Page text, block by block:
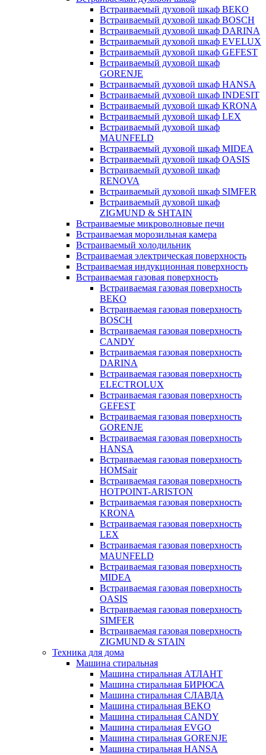
Встраиваемый духовой шкаф BEKO
Встраиваемый духовой шкаф BOSCH
Встраиваемый духовой шкаф DARINA
Встраиваемый духовой шкаф EVELUX
Встраиваемый духовой шкаф GEFEST
Встраиваемый духовой шкаф
GORENJE
Встраиваемый духовой шкаф HANSA
Встраиваемый духовой шкаф INDESIT
Встраиваемый духовой шкаф KRONA
Встраиваемый духовой шкаф LEX
Встраиваемый духовой шкаф
MAUNFELD
Встраиваемый духовой шкаф MIDEA
Встраиваемый духовой шкаф OASIS
Встраиваемый духовой шкаф
RENOVA
Встраиваемый духовой шкаф SIMFER
Встраиваемый духовой шкаф
ZIGMUND & SHTAIN
Встраиваемые микроволновые печи
Встраиваемая морозильная камера
Встраиваемый холодильник
Встраиваемая электрическая поверхность
Встраиваемая индукционная поверхность
Встраиваемая газовая поверхность
Встраиваемая газовая поверхность
BEKO
Встраиваемая газовая поверхность
BOSCH
Встраиваемая газовая поверхность
CANDY
Встраиваемая газовая поверхность
DARINA
Встраиваемая газовая поверхность
ELECTROLUX
Встраиваемая газовая поверхность
GEFEST
Встраиваемая газовая поверхность
GORENJE
Встраиваемая газовая поверхность
HANSA
Встраиваемая газовая поверхность
HOMSair
Встраиваемая газовая поверхность
HOTPOINT-ARISTON
Встраиваемая газовая поверхность
KRONA
Встраиваемая газовая поверхность
LEX
Встраиваемая газовая поверхность
MAUNFELD
Встраиваемая газовая поверхность
MIDEA
Встраиваемая газовая поверхность
OASIS
Встраиваемая газовая поверхность
SIMFER
Встраиваемая газовая поверхность
ZIGMUND & STAIN
Техника для дома
Машина стиральная
Машина стиральная АТЛАНТ
Машина стиральная БИРЮСА
Машина стиральная СЛАВДА
Машина стиральная BEKO
Машина стиральная CANDY
Машина стиральная EVGO
Машина стиральная GORENJE
Машина стиральная HANSA